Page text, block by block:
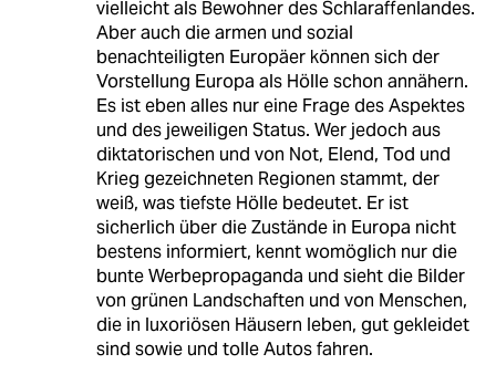
vielleicht als Bewohner des Schlaraffenlandes.
Aber auch die armen und sozial
benachteiligten Europäer können sich der
Vorstellung Europa als Hölle schon annähern.
Es ist eben alles nur eine Frage des Aspektes
und des jeweiligen Status. Wer jedoch aus
diktatorischen und von Not, Elend, Tod und
Krieg gezeichneten Regionen stammt, der
weiß, was tiefste Hölle bedeutet. Er ist
sicherlich über die Zustände in Europa nicht
bestens informiert, kennt womöglich nur die
bunte Werbepropaganda und sieht die Bilder
von grünen Landschaften und von Menschen,
die in luxoriösen Häusern leben, gut gekleidet
sind sowie und tolle Autos fahren.